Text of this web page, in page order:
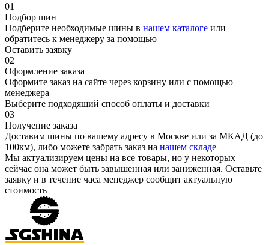
01
Подбор шин
Подберите необходимые шины в нашем каталоге или
обратитесь к менеджеру за помощью
Оставить заявку
02
Оформление заказа
Оформите заказ на сайте через корзину или с помощью
менеджера
Выберите подходящий способ оплаты и доставки
03
Получение заказа
Доставим шины по вашему адресу в Москве или за МКАД (до
100км), либо можете забрать заказ на нашем складе
Мы актуализируем цены на все товары, но у некоторых
сейчас она может быть завышенная или заниженная. Оставьте
заявку и в течение часа менеджер сообщит актуальную
стоимость